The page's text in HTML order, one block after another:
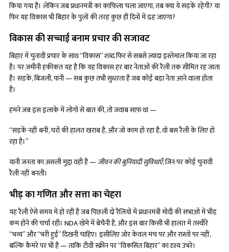
किया गया है। लेकिन जब प्रधानमंत्री का काफ़िला चला जाएगा, तब क्या ये सड़कें रहेंगी? या
फिर यह विकास भी बिहार के पुलों की तरह कुछ ही दिनों में ढह जाएगा?
विकास की सच्चाई बनाम प्रचार की सजावट
बिहार में चुनावी प्रचार के साथ “विकास” शब्द फिर से सबसे ज़्यादा इस्तेमाल किया जा रहा
है। पर ज़मीनी हकीकत यह है कि यह विकास हर बार नेताओं की रैली तक सीमित रह जाता
है। सड़कें, बिजली, पानी — सब कुछ तभी सुधरता है जब कोई बड़ा नेता आने वाला होता
है।
हमने जब इस इलाके में लोगों से बात की, तो जवाब साफ़ था —
“सड़कें नहीं बनीं, घरों की हालत खराब है, और जो काम हो रहा है, वो बस रैली के लिए हो
रहा है।”
यानी जनता का असली मुद्दा वही है —जीवन की बुनियादी सुविधाएँ, जिन पर कोई चुनावी
रैली नहीं बनती।
भीड़ का गणित और सत्ता का चेहरा
यह रैली ऐसे समय में हो रही है जब पिछली दो रैलियों में प्रधानमंत्री मोदी की सभाओं में भीड़
कम होने की चर्चा रही। NDA खेमे में बेचैनी है, और इस बार किसी भी हालत में तस्वीरें
“भव्य” और “भरी हुई” दिखनी चाहिए। इसीलिए ज़ोर केवल मंच पर और रास्तों पर नहीं,
बल्कि कैमरे पर भी है — ताकि टीवी स्क्रीन पर “विकसित बिहार” का दृश्य उभरे।